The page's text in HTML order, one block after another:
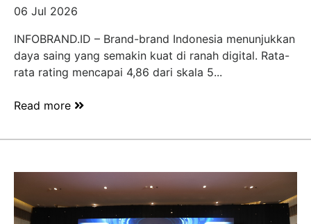
06 Jul 2026
INFOBRAND.ID – Brand-brand Indonesia menunjukkan
daya saing yang semakin kuat di ranah digital. Rata-
rata rating mencapai 4,86 dari skala 5...
Read more